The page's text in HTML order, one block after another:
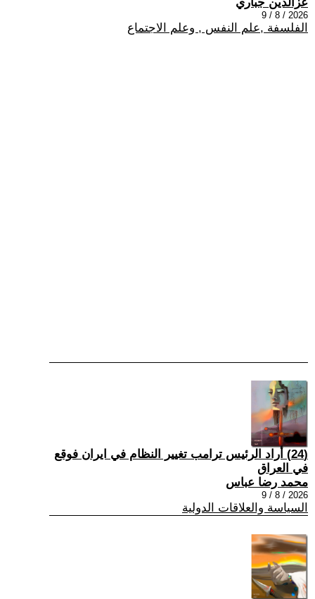
2026 / 8 / 9
الفلسفة ,علم النفس , وعلم الاجتماع
(24) أراد الرئيس ترامب تغيير النظام في ايران فوقع
في العراق
محمد رضا عباس
2026 / 8 / 9
السياسة والعلاقات الدولية